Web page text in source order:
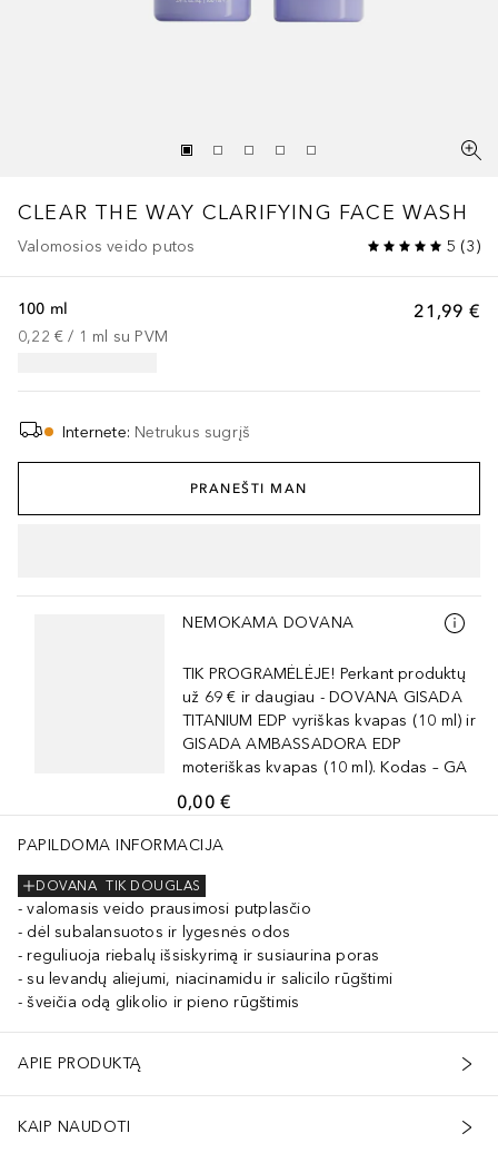
CLEAR THE WAY CLARIFYING FACE WASH
Valomosios veido putos 5 (3)
21,99 €
100 ml
0,22 € / 1 ml su PVM
Internete: Netrukus sugrįš
PRANEŠTI MAN
Praleisti slankiklį
NEMOKAMA DOVANA
TIK PROGRAMĖLĖJE! Perkant produktų
už 69 € ir daugiau - DOVANA GISADA
TITANIUM EDP vyriškas kvapas (10 ml) ir
GISADA AMBASSADORA EDP
moteriškas kvapas (10 ml). Kodas – GA
0,00 €
PAPILDOMA INFORMACIJA
TIK DOUGLAS
DOVANA
valomasis veido prausimosi putplasčio
dėl subalansuotos ir lygesnės odos
reguliuoja riebalų išsiskyrimą ir susiaurina poras
su levandų aliejumi, niacinamidu ir salicilo rūgštimi
šveičia odą glikolio ir pieno rūgštimis
APIE PRODUKTĄ
KAIP NAUDOTI